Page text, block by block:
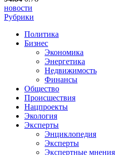
новости
Рубрики
Политика
Бизнес
Экономика
Энергетика
Недвижимость
Финансы
Общество
Происшествия
Нацпроекты
Экология
Эксперты
Энциклопедия
Эксперты
Экспертные мнения